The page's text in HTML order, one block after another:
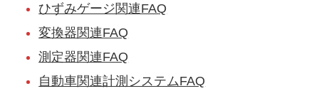
ひずみゲージ関連FAQ
変換器関連FAQ
測定器関連FAQ
自動車関連計測システムFAQ